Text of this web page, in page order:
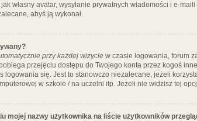
własny avatar, wysyłanie prywatnych wiadomości i e-
abyś ją wykonał.
przy każdej wizycie w czasie logowania, forum
przejęciu dostępu do Twojego konta przez kogoś
logowania się. Jest to stanowczo niezalecane, jeżeli
w szkole / na uczelni itp. Jeżeli nie widzisz tej
mojej nazwy użytkownika na liście użytkowników